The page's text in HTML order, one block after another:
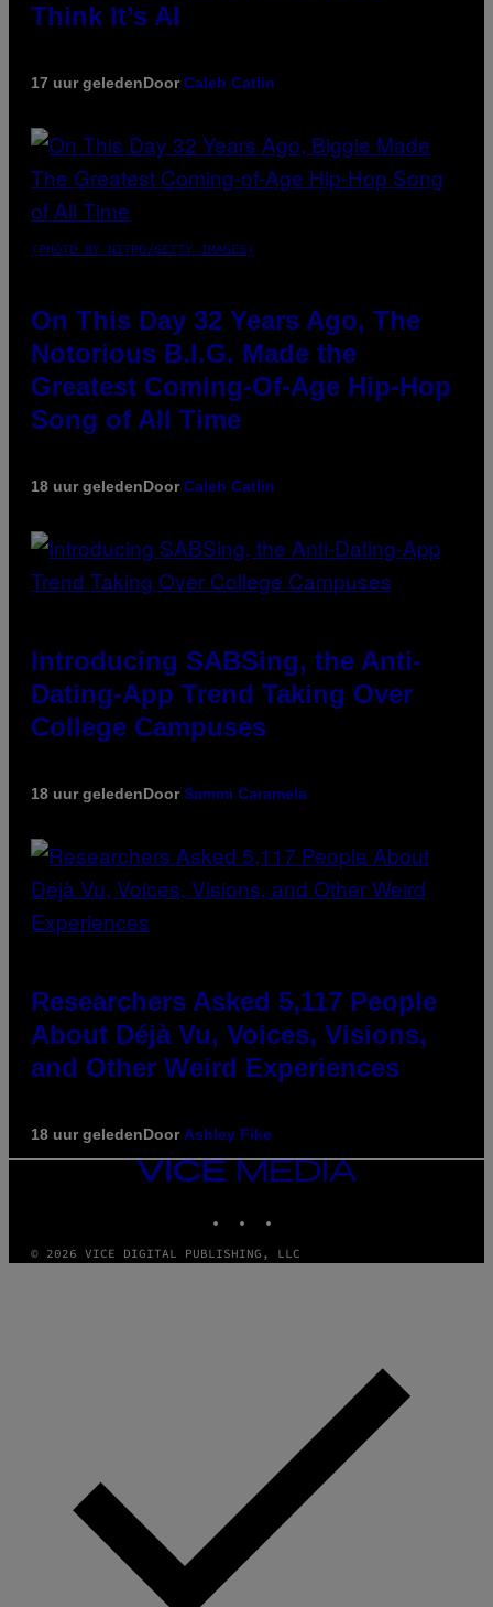
Think It’s AI
17 uur geledenDoorCaleb Catlin
(PHOTO BY NITRO/GETTY IMAGES)
On This Day 32 Years Ago, The
Notorious B.I.G. Made the
Greatest Coming-Of-Age Hip-Hop
Song of All Time
18 uur geledenDoorCaleb Catlin
Introducing SABSing, the Anti-
Dating-App Trend Taking Over
College Campuses
18 uur geledenDoorSammi Caramela
Researchers Asked 5,117 People
About Déjà Vu, Voices, Visions,
and Other Weird Experiences
18 uur geledenDoorAshley Fike
VICE
MEDIA
© 2026 VICE DIGITAL PUBLISHING, LLC